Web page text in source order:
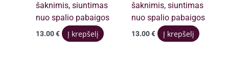
šaknimis, siuntimas
nuo spalio pabaigos
13.00€ Į krepšelį
šaknimis, siuntimas
nuo spalio pabaigos
13.00€ Į krepšelį